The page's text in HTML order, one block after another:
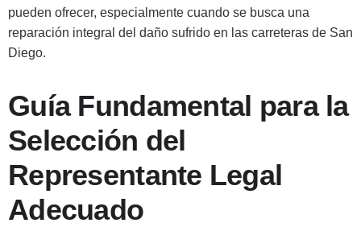
pueden ofrecer, especialmente cuando se busca una
reparación integral del daño sufrido en las carreteras de San
Diego.
Guía Fundamental para la
Selección del
Representante Legal
Adecuado